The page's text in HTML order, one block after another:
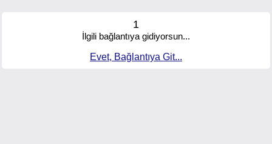
1
İlgili bağlantıya gidiyorsun...
Evet, Bağlantıya Git...